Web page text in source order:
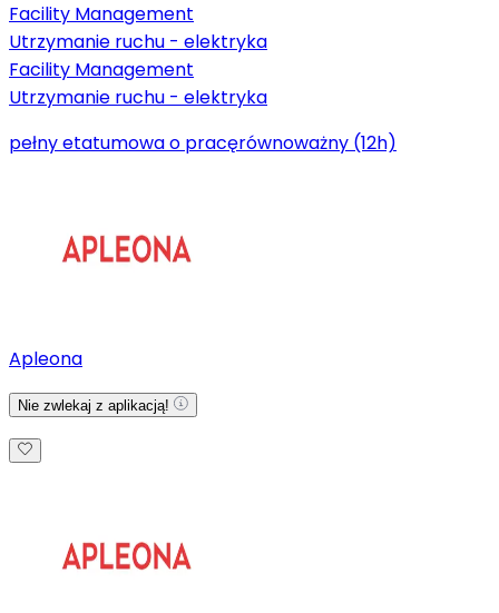
Facility Management
Utrzymanie ruchu - elektryka
Facility Management
Utrzymanie ruchu - elektryka
pełny etatumowa o pracęrównoważny (12h)
Apleona
Nie zwlekaj z aplikacją!